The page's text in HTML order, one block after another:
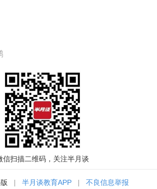
信扫描二维码，关注半月谈
| 半月谈教育APP | 不良信息举报